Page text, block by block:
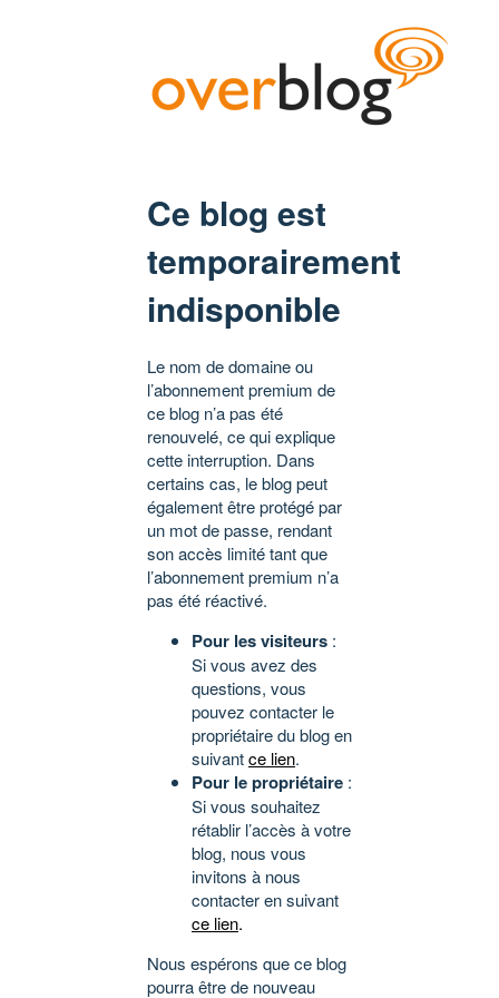
Ce blog est
temporairement
indisponible
Le nom de domaine ou
l’abonnement premium de
ce blog n’a pas été
renouvelé, ce qui explique
cette interruption. Dans
certains cas, le blog peut
également être protégé par
un mot de passe, rendant
son accès limité tant que
l’abonnement premium n’a
pas été réactivé.
Pour les visiteurs :
Si vous avez des
questions, vous
pouvez contacter le
propriétaire du blog en
suivantce lien.
Pour le propriétaire :
Si vous souhaitez
rétablir l’accès à votre
blog, nous vous
invitons à nous
contacter en suivant
ce lien.
Nous espérons que ce blog
pourra être de nouveau